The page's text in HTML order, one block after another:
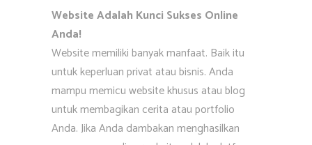
Website Adalah Kunci Sukses Online
Anda!
Website memiliki banyak manfaat. Baik itu
untuk keperluan privat atau bisnis. Anda
mampu memicu website khusus atau blog
untuk membagikan cerita atau portfolio
Anda. Jika Anda dambakan menghasilkan